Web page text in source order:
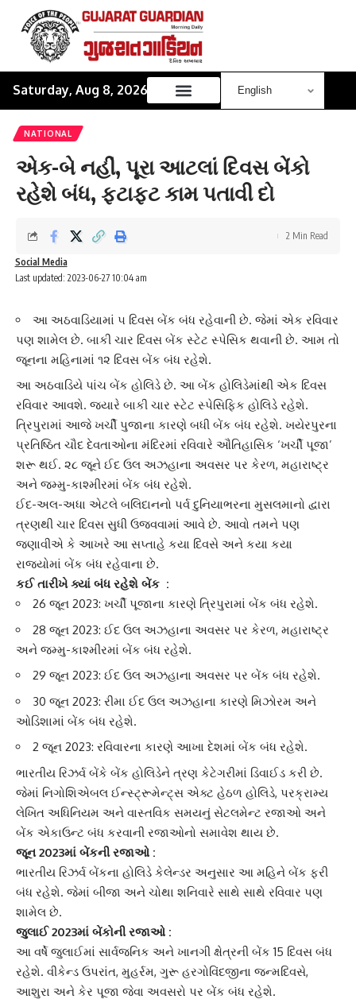
Saturday, Aug 8, 2026
NATIONAL
એક-બે નહીં, પૂરા આટલાં દિવસ બેંકો
રહેશે બંધ, ફટાફટ કામ પતાવી દો
Last updated: 2023-06-27 10:04 am
Social Media
2 Min Read
આ અઠવાડિયામાં ૫ દિવસ બેંક બંધ રહેવાની છે. જેમાં એક રવિવાર
પણ શામેલ છે. બાકી ચાર દિવસ બેંક સ્ટેટ સ્પેસિક થવાની છે. આમ તો
જૂનના મહિનામાં ૧૨ દિવસ બેંક બંધ રહેશે.
આ અઠવાડિયે પાંચ બેંક હોલિડે છે. આ બેંક હોલિડેમાંથી એક દિવસ
રવિવાર આવશે. જ્યારે બાકી ચાર સ્ટેટ સ્પેસિફિક હોલિડે રહેશે.
ત્રિપુરામાં આજે ખર્ચી પુજાના કારણે બધી બેંક બંધ રહેશે. ખયેરપુરના
પ્રતિષ્ઠિત ચૌદ દેવતાઓના મંદિરમાં રવિવારે ઔતિહાસિક ‘ખર્ચી પૂજા’
શરૂ થઈ. ૨૮ જૂને ઈદ ઉલ અઝહાના અવસર પર કેરળ, મહારાષ્ટ્ર
અને જમ્મુ-કાશ્મીરમાં બેંક બંધ રહેશે.
ઈદ-અલ-અધા એટલે બલિદાનનો પર્વદુનિયાભરના મુસલમાનો દ્વારા
ત્રણથી ચાર દિવસ સુધી ઉજવવામાં આવે છે. આવો તમને પણ
જણાવીએ કે આખરે આ સપ્તાહે કયા દિવસે અને કયા કયા
રાજ્યોમાં બેંક બંધ રહેવાના છે.
કઈ તારીખે ક્યાં બંધ રહેશે બેંક :
26 જૂન 2023: ખર્ચી પૂજાના કારણે ત્રિપુરામાં બેંક બંધ રહેશે.
28 જૂન 2023: ઈદ ઉલ અઝહાના અવસર પર કેરળ, મહારાષ્ટ્ર
અને જમ્મુ-કાશ્મીરમાં બેંક બંધ રહેશે.
29 જૂન 2023: ઈદ ઉલ અઝહાના અવસર પર બેંક બંધ રહેશે.
30 જૂન 2023: રીમા ઈદ ઉલ અઝહાના કારણે મિઝોરમ અને
ઓડિશામાં બેંક બંધ રહેશે.
2 જૂન 2023: રવિવારના કારણે આખા દેશમાં બેંક બંધ રહેશે.
ભારતીય રિઝર્વ બેંકે બેંક હોલિડેને ત્રણ કેટેગરીમાં ડિવાઈડ કરી છે.
જેમાં નિગોશિએબલ ઈન્સ્ટ્રૂમેન્ટ્સ એક્ટ હેઠળ હોલિડે, પરક્રામ્ય
લેખિત અધિનિયમ અને વાસ્તવિક સમયનું સેટલમેન્ટ રજાઓ અને
બેંક એકાઉન્ટ બંધ કરવાની રજાઓનો સમાવેશ થાય છે.
જૂન 2023માં બેંકની રજાઓ :
ભારતીય રિઝર્વ બેંકના હોલિડે કેલેન્ડર અનુસાર આ મહિને બેંક ફરી
બંધ રહેશે. જેમાં બીજા અને ચોથા શનિવારે સાથે સાથે રવિવાર પણ
શામેલ છે.
જુલાઈ 2023માં બેંકોની રજાઓ :
આ વર્ષે જુલાઈમાં સાર્વજનિક અને ખાનગી ક્ષેત્રની બેંક 15 દિવસ બંધ
રહેશે. વીકેન્ડ ઉપરાંત, મુહર્રમ, ગુરૂ હરગોવિંદજીના જન્મદિવસે,
આશુરા અને કેર પૂજા જેવા અવસરો પર બેંક બંધ રહેશે.